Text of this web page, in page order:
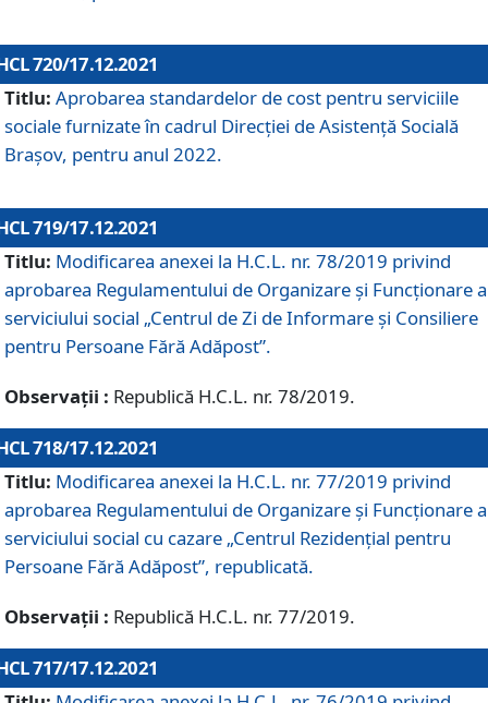
720/17.12.2021
Titlu: Aprobarea standardelor de cost pentru serviciile
sociale furnizate în cadrul Direcției de Asistență Socială
Brașov, pentru anul 2022.
719/17.12.2021
Titlu: Modificarea anexei la H.C.L. nr. 78/2019 privind
aprobarea Regulamentului de Organizare și Funcționare
serviciului social „Centrul de Zi de Informare şi Consiliere
pentru Persoane Fără Adăpost”.
Observații : Republică H.C.L. nr. 78/2019.
718/17.12.2021
Titlu: Modificarea anexei la H.C.L. nr. 77/2019 privind
aprobarea Regulamentului de Organizare și Funcționare
serviciului social cu cazare „Centrul Rezidențial pentru
Persoane Fără Adăpost”, republicată.
Observații : Republică H.C.L. nr. 77/2019.
717/17.12.2021